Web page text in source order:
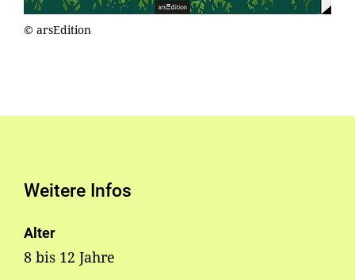
© arsEdition
Weitere Infos
Alter
8 bis 12 Jahre